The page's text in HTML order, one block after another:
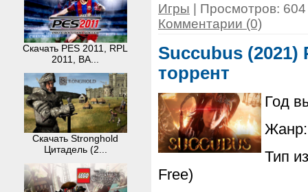
Скачать PES 2011, RPL
2011, BA...
Скачать Stronghold
Цитадель (2...
Игры | Просмотров:
Комментарии (0)
Succubus (2021)
торрент
Год
Жанр:
Тип
Free)